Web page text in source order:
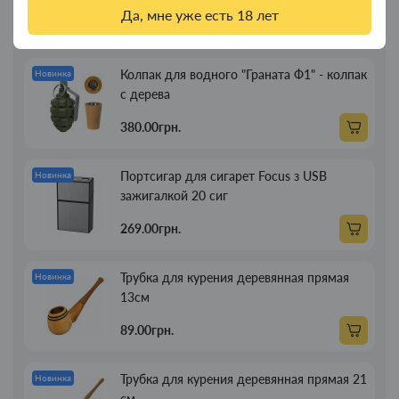
Да, мне уже есть 18 лет
350.00грн.
Новинка
Колпак для водного "Граната Ф1" - колпак
с дерева
380.00грн.
Новинка
Портсигар для сигарет Focus з USB
зажигалкой 20 сиг
269.00грн.
Новинка
Трубка для курения деревянная прямая
13см
89.00грн.
Новинка
Трубка для курения деревянная прямая 21